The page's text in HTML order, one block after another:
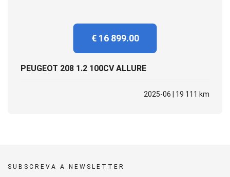
€ 16 899.00
PEUGEOT 208 1.2 100CV ALLURE
2025-06 | 19 111 km
SUBSCREVA A NEWSLETTER